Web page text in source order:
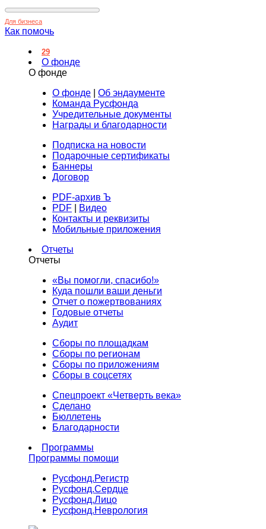
Для бизнеса
Как помочь
29
О фонде
О фонде
О фонде
Об эндаументе
Команда Русфонда
Учредительные документы
Награды и благодарности
Подписка на новости
Подарочные сертификаты
Баннеры
Договор
PDF-архив Ъ
PDF
Видео
Контакты и реквизиты
Мобильные приложения
Отчеты
Отчеты
«Вы помогли, спасибо!»
Куда пошли ваши деньги
Отчет о пожертвованиях
Годовые отчеты
Аудит
Сборы по площадкам
Сборы по регионам
Сборы по приложениям
Сборы в соцсетях
Спецпроект «Четверть века»
Сделано
Бюллетень
Благодарности
Программы
Программы помощи
Русфонд.Регистр
Русфонд.Сердце
Русфонд.Лицо
Русфонд.Неврология